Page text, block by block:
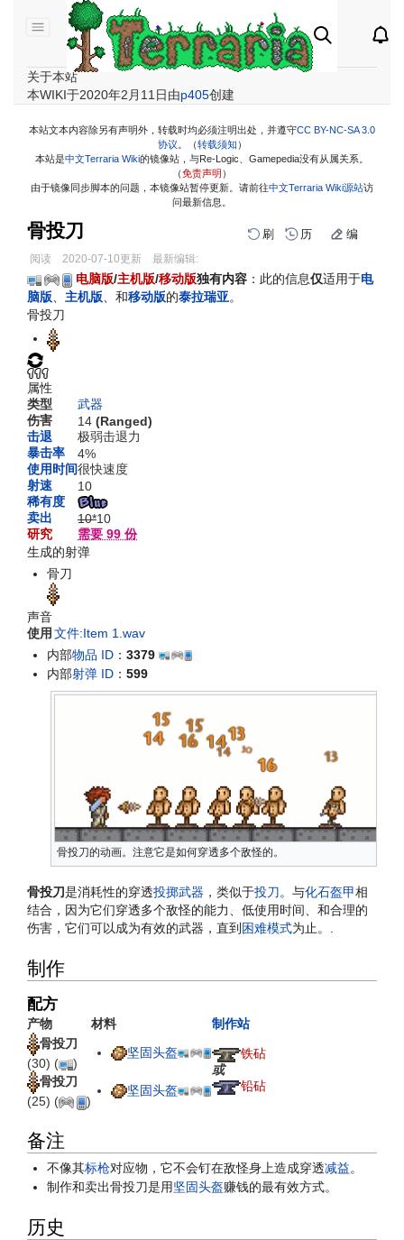
关于本站
本WIKI于2020年2月11日由p405创建
本站文本内容除另有声明外，转载时均必须注明出处，并遵守CC BY-NC-SA 3.0
协议 。（转载须知 ）
本站是中文Terraria Wiki的镜像站，与Re-Logic、Gamepedia没有从属关系。
（免责声明 ）
由于镜像同步脚本的问题，本镜像站暂停更新。请前往中文Terraria Wiki源站访
问最新信息。
骨投刀 刷 历 编
阅读 2020-07-10更新 最新编辑:
跳
到
导
跳
到
搜
电脑版/主机版/移动版独有内容 ：此的信息仅适用于电
脑版、 主机版、和移动版的泰拉瑞亚。
骨投刀
属性
类型
武器
伤害
14 (Ranged)
击退
极弱击退力
暴击率
4%
使用时间很快速度
射速
10
稀有度
卖出
10*10
研究
需要 99 份
生成的射弹
骨刀
声音
使用文件:Item 1.wav
内部物品 ID ：3379
内部射弹 ID ：599
骨投刀的动画。注意它是如何穿透多个敌怪的。
骨投刀是消耗性的穿透投掷武器 ，类似于投刀。与化石盔甲相
结合，因为它们穿透多个敌怪的能力、低使用时间、和合理的
伤害，它们可以成为有效的武器，直到 困难模式为止。.
制作
配方
产物 材料
制作站
骨投刀
(30) ( )
坚固头盔
铁砧
或
铅砧
骨投刀
(25) ( )
坚固头盔
备注
不像其标枪对应物，它不会钉在敌怪身上造成穿透减益。
制作和卖出骨投刀是用坚固头盔赚钱的最有效方式。
历史